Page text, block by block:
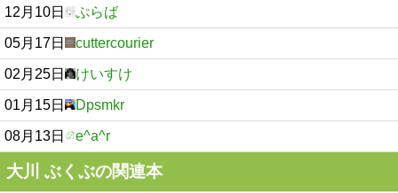
12月10日 ぷらば
05月17日 cuttercourier
02月25日 けいすけ
01月15日 Dpsmkr
08月13日 e^a^r
大川 ぶくぶの関連本